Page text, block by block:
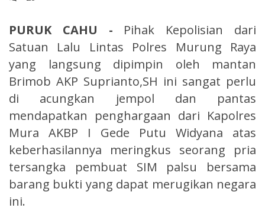
PURUK CAHU - Pihak Kepolisian dari
Satuan Lalu Lintas Polres Murung Raya
yang langsung dipimpin oleh mantan
Brimob AKP Suprianto,SH ini sangat perlu
di acungkan jempol dan pantas
mendapatkan penghargaan dari Kapolres
Mura AKBP I Gede Putu Widyana atas
keberhasilannya meringkus seorang pria
tersangka pembuat SIM palsu bersama
barang bukti yang dapat merugikan negara
ini.